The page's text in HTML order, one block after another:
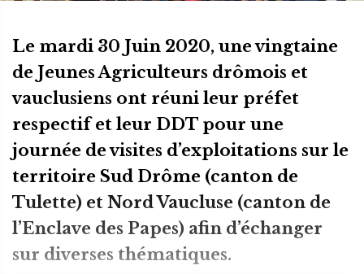
Le mardi 30 Juin 2020, une vingtaine
de Jeunes Agriculteurs drômois et
vauclusiens ont réuni leur préfet
respectif et leur DDT pour une
journée de visites d’exploitations sur le
territoire Sud Drôme (canton de
Tulette) et Nord Vaucluse (canton de
l’Enclave des Papes) afin d’échanger
sur diverses thématiques.